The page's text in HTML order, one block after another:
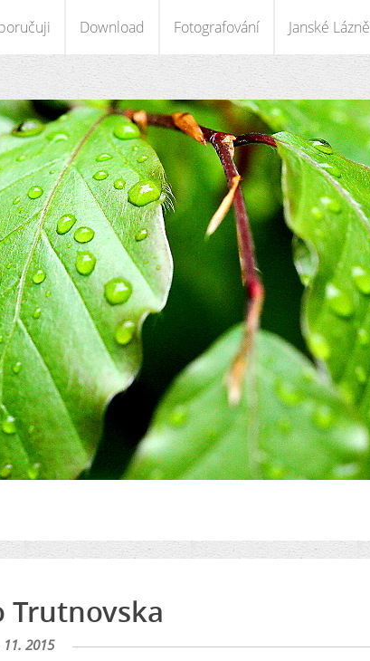
Download Fotografování Janské Lázně
11. 2015